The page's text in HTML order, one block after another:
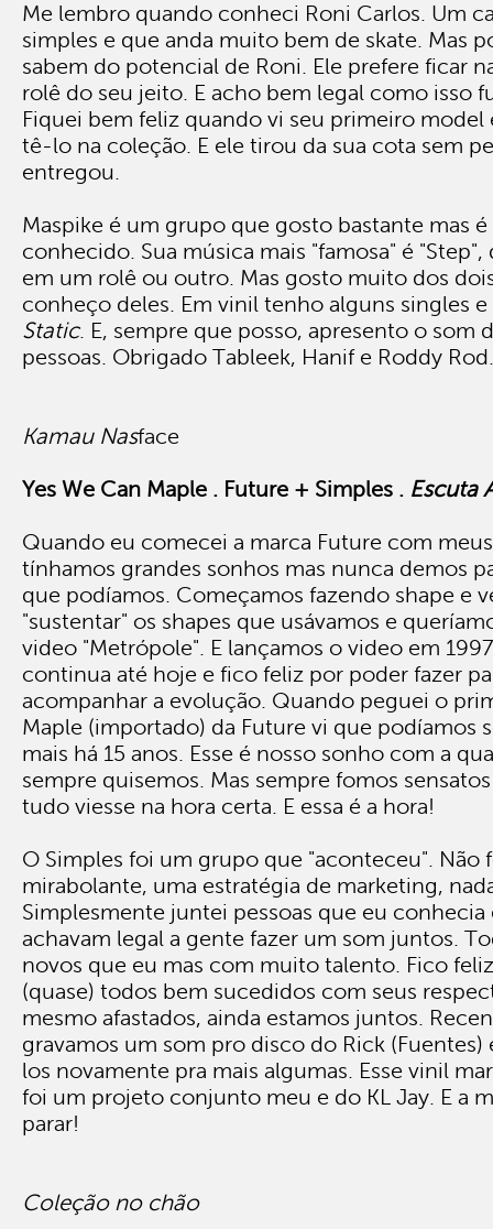
Me lembro quando conheci Roni Carlos. Um
simples e que anda muito bem de skate. Mas
sabem do potencial de Roni. Ele prefere ficar
rolê do seu jeito. E acho bem legal como isso
Fiquei bem feliz quando vi seu primeiro model
tê-lo na coleção. E ele tirou da sua cota sem
entregou.
Maspike é um grupo que gosto bastante mas
conhecido. Sua música mais "famosa" é
em um rolê ou outro. Mas gosto muito dos
conheço deles. Em vinil tenho alguns singles e
Static. E, sempre que posso, apresento o som
pessoas. Obrigado Tableek, Hanif e Roddy Rod.
Kamau Nasface
Yes We Can Maple . Future + Simples . Escuta
Quando eu comecei a marca Future com
tínhamos grandes sonhos mas nunca demos
que podíamos. Começamos fazendo shape e
"sustentar" os shapes que usávamos e
video "Metrópole". E lançamos o video em
continua até hoje e fico feliz por poder fazer
acompanhar a evolução. Quando peguei o
Maple (importado) da Future vi que podíamos
mais há 15 anos. Esse é nosso sonho com a
sempre quisemos. Mas sempre fomos
tudo viesse na hora certa. E essa é a hora!
O Simples foi um grupo que "aconteceu". Não
mirabolante, uma estratégia de marketing,
Simplesmente juntei pessoas que eu
achavam legal a gente fazer um som juntos.
novos que eu mas com muito talento. Fico
(quase) todos bem sucedidos com seus
mesmo afastados, ainda estamos juntos.
gravamos um som pro disco do Rick
los novamente pra mais algumas. Esse vinil
foi um projeto conjunto meu e do KL Jay. E a
parar!
Coleção no chão